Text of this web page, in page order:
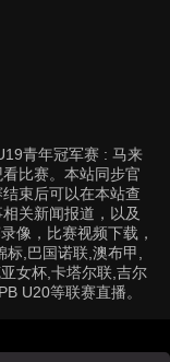
青年冠军赛 : 马来
比赛。本站同步官
束后可以在本站查
关新闻报道，以及
像，比赛视频下载，
,巴国诺联,澳布甲,
女杯,卡塔尔联,吉尔
U20等联赛直播。